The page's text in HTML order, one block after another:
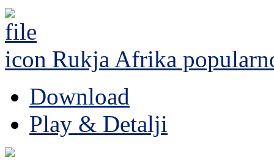
Rukja Afrika
Download
Play & Detalji